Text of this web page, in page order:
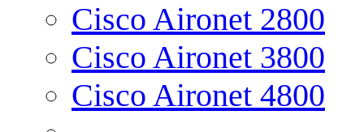
Cisco Aironet 2800
Cisco Aironet 3800
Cisco Aironet 4800